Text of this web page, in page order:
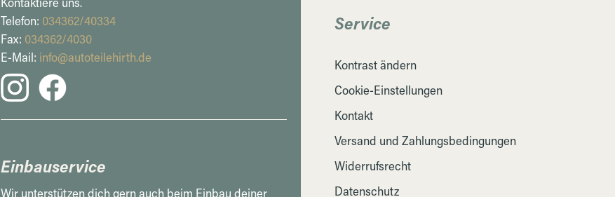
Telefon: 034362/40334
Fax: 034362/4030
E-Mail: info@autoteilehirth.de
Einbauservice
Wir unterstützen dich gern auch beim Einbau deiner
Service
Kontrast ändern
Cookie-Einstellungen
Kontakt
Versand und Zahlungsbedingungen
Widerrufsrecht
Datenschutz